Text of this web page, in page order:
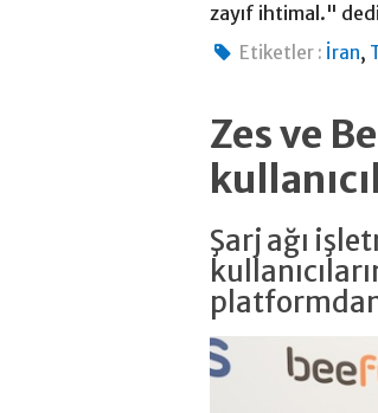
zayıf ihtimal."
Etiketler : İran,
Zes ve
Şarj ağı